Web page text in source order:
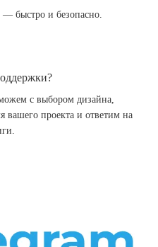
— быстро и безопасно.
с выбором дизайна,
вашего проекта и ответим на